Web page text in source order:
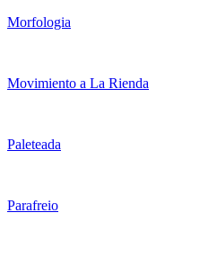
Morfologia
Movimiento a La Rienda
Paleteada
Parafreio